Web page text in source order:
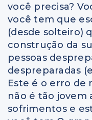
você precisa?
você tem que
(desde solteiro)
construção da
pessoas
despreparadas
Este é o erro de
não é tão jovem
sofrimentos e